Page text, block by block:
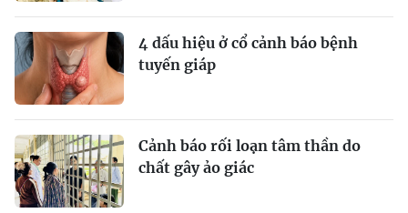
4 dấu hiệu ở cổ cảnh báo bệnh
tuyến giáp
Cảnh báo rối loạn tâm thần do
chất gây ảo giác